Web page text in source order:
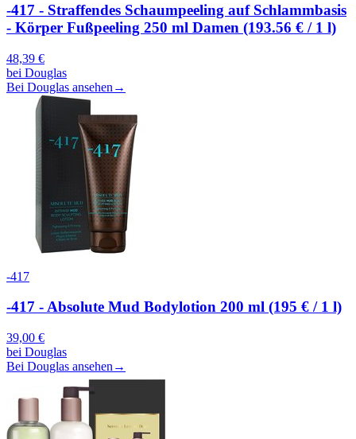
-417 - Straffendes Schaumpeeling auf Schlammbasis
- Körper Fußpeeling 250 ml Damen (193.56 € / 1 l)
48,39 €
bei Douglas
Bei Douglas ansehen →
-417
-417 - Absolute Mud Bodylotion 200 ml (195 € / 1 l)
39,00 €
bei Douglas
Bei Douglas ansehen →